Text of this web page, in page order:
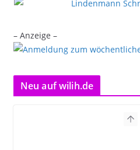
– Anzeige –
Neu auf wilih.de